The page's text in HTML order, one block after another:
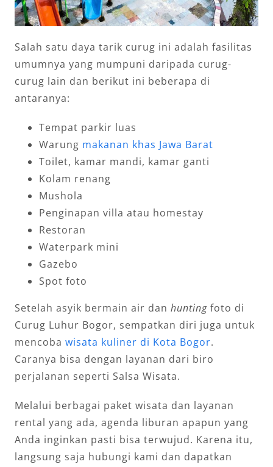
Salah satu daya tarik curug ini adalah fasilitas
umumnya yang mumpuni daripada curug-
curug lain dan berikut ini beberapa di
antaranya:
Tempat parkir luas
Warung makanan khas Jawa Barat
Toilet, kamar mandi, kamar ganti
Kolam renang
Mushola
Penginapan villa atau homestay
Restoran
Waterpark mini
Gazebo
Spot foto
Setelah asyik bermain air dan hunting foto di
Curug Luhur Bogor, sempatkan diri juga untuk
mencoba wisata kuliner di Kota Bogor.
Caranya bisa dengan layanan dari biro
perjalanan seperti Salsa Wisata.
Melalui berbagai paket wisata dan layanan
rental yang ada, agenda liburan apapun yang
Anda inginkan pasti bisa terwujud. Karena itu,
langsung saja hubungi kami dan dapatkan